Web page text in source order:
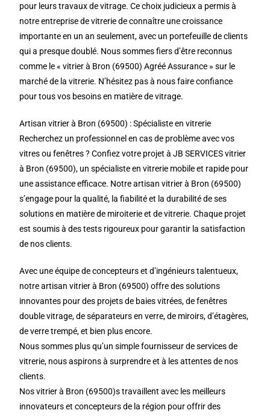
pour leurs travaux de vitrage. Ce choix judicieux a permis à
notre entreprise de vitrerie de connaître une croissance
importante en un an seulement, avec un portefeuille de clients
qui a presque doublé. Nous sommes fiers d’être reconnus
comme le « vitrier à Bron (69500) Agréé Assurance » sur le
marché de la vitrerie. N’hésitez pas à nous faire confiance
pour tous vos besoins en matière de vitrage.
Artisan vitrier à Bron (69500) : Spécialiste en vitrerie
Recherchez un professionnel en cas de problème avec vos
vitres ou fenêtres ? Confiez votre projet à JB SERVICES vitrier
à Bron (69500), un spécialiste en vitrerie mobile et rapide pour
une assistance efficace. Notre artisan vitrier à Bron (69500)
s’engage pour la qualité, la fiabilité et la durabilité de ses
solutions en matière de miroiterie et de vitrerie. Chaque projet
est soumis à des tests rigoureux pour garantir la satisfaction
de nos clients.
Avec une équipe de concepteurs et d’ingénieurs talentueux,
notre artisan vitrier à Bron (69500) offre des solutions
innovantes pour des projets de baies vitrées, de fenêtres
double vitrage, de séparateurs en verre, de miroirs, d’étagères,
de verre trempé, et bien plus encore.
Nous sommes plus qu’un simple fournisseur de services de
vitrerie, nous aspirons à surprendre et à les attentes de nos
clients.
Nos vitrier à Bron (69500)s travaillent avec les meilleurs
innovateurs et concepteurs de la région pour offrir des